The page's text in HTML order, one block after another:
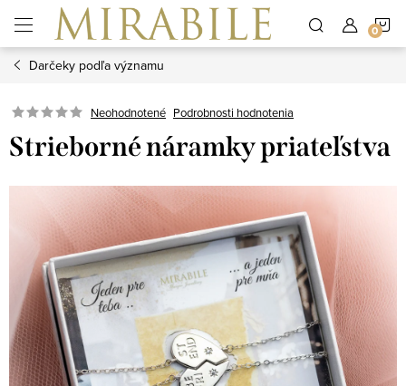
obsah
Darčeky podľa významu
Neohodnotené Podrobnosti hodnotenia
Strieborné náramky priateľstva